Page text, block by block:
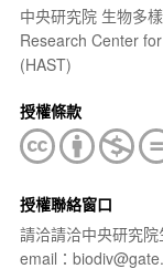
中央研究院 生物多
Research Center
(HAST)
授權條款
授權聯絡窗口
請洽請洽中央研究
email：